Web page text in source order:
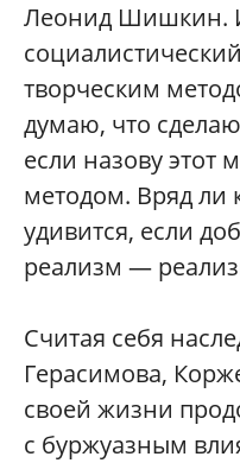
Леонид Шишкин.
творческим
думаю, что
если назову этот
методом. Вряд ли
удивится, если
реализм —
Считая себя
Герасимова,
своей жизни
с буржуазным